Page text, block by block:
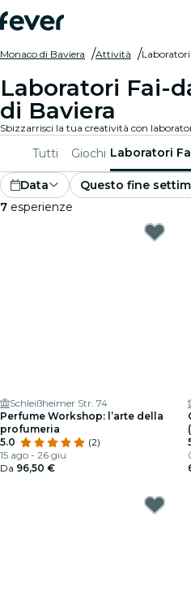
Monaco di Baviera Attività
Laboratori Fai-
di Baviera
Tutti Giochi Laboratori
Data Questo fine
7 esperienze
Schleißheimer Str. 74
Perfume Workshop: l’arte della
profumeria
5.0
(2)
15 ago - 26 giu
Da 96,50 €